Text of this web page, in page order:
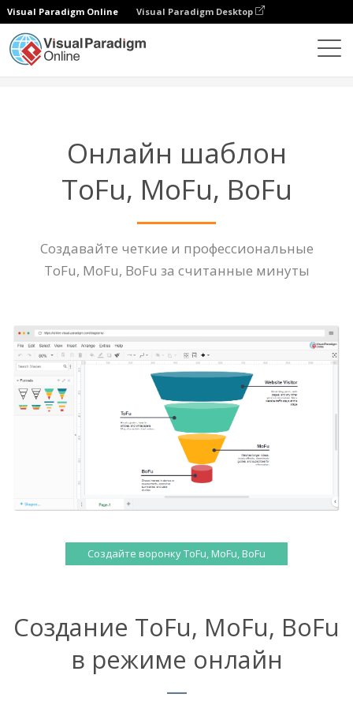
Visual Paradigm Online Visual Paradigm Desktop
Онлайн шаблон
ToFu, MoFu, BoFu
Создавайте четкие и профессиональные
ToFu, MoFu, BoFu за считанные минуты
Создайте воронку ToFu, MoFu, BoFu
Создание ToFu, MoFu, BoFu
в режиме онлайн